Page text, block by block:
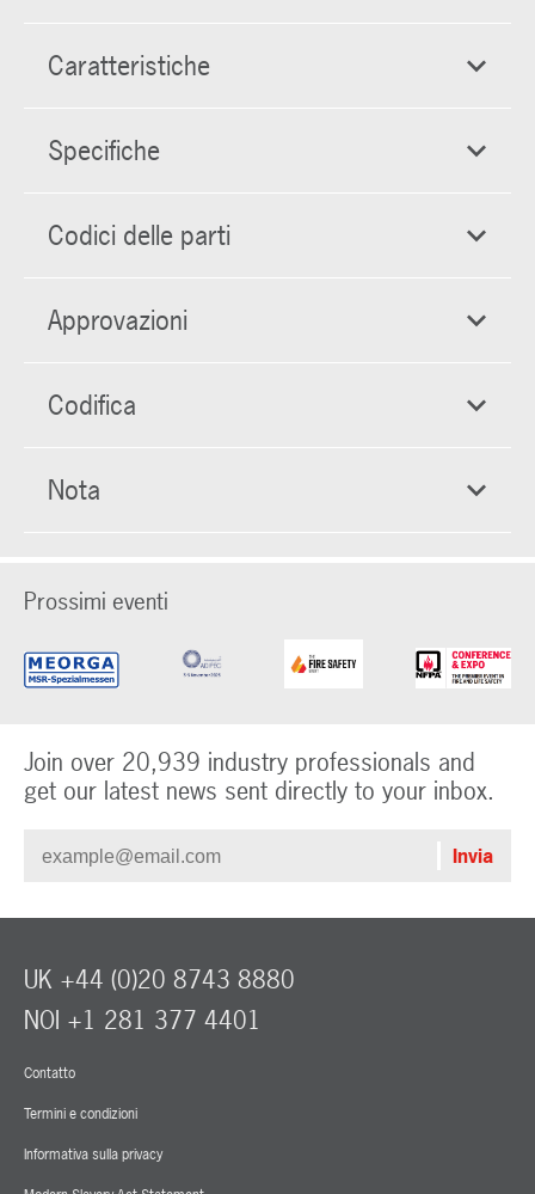
Caratteristiche
Specifiche
Codici delle parti
Approvazioni
Codifica
Nota
Prossimi eventi
Join over 20,939 industry professionals and
get our latest news sent directly to your inbox.
Contatto
Termini e condizioni
Informativa sulla privacy
UK +44 (0)20 8743 8880
NOI +1 281 377 4401